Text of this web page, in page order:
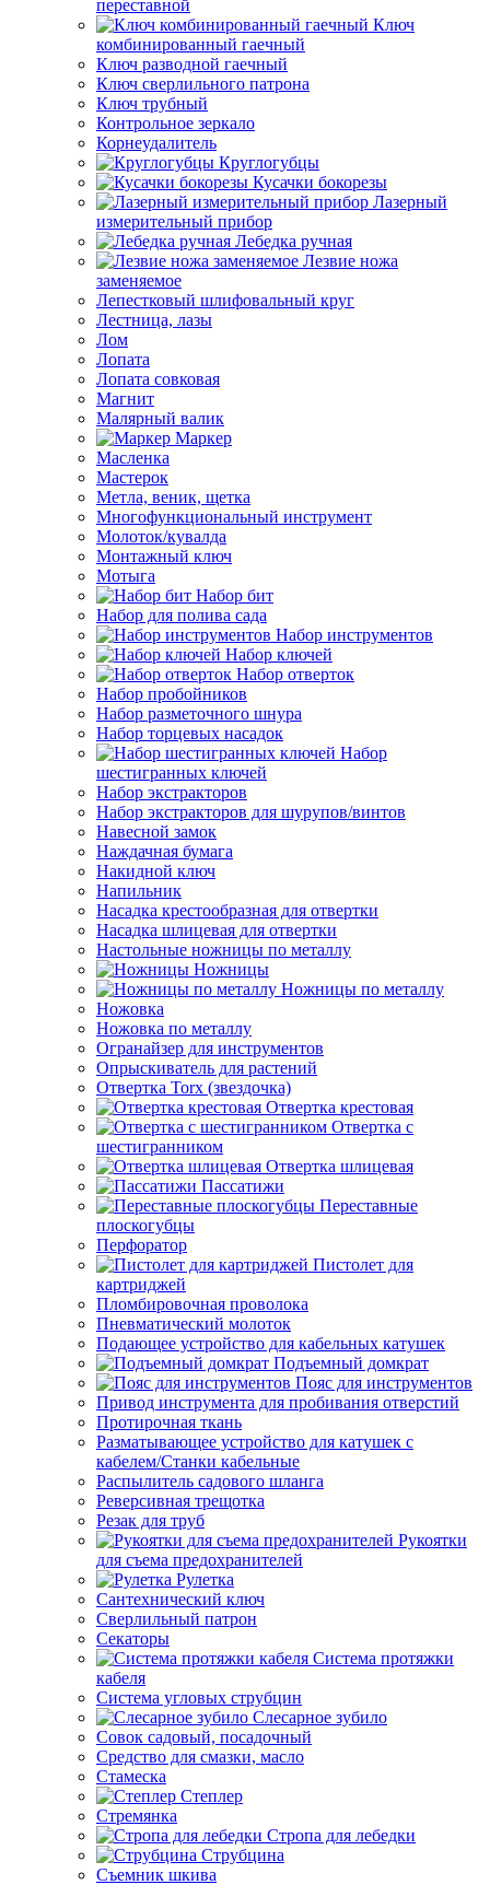
переставной
Ключ
комбинированный гаечный
Ключ разводной гаечный
Ключ сверлильного патрона
Ключ трубный
Контрольное зеркало
Корнеудалитель
Круглогубцы
Кусачки бокорезы
Лазерный
измерительный прибор
Лебедка ручная
Лезвие ножа
заменяемое
Лепестковый шлифовальный круг
Лестница, лазы
Лом
Лопата
Лопата совковая
Магнит
Малярный валик
Маркер
Масленка
Мастерок
Метла, веник, щетка
Многофункциональный инструмент
Молоток/кувалда
Монтажный ключ
Мотыга
Набор бит
Набор для полива сада
Набор инструментов
Набор ключей
Набор отверток
Набор пробойников
Набор разметочного шнура
Набор торцевых насадок
Набор
шестигранных ключей
Набор экстракторов
Набор экстракторов для шурупов/винтов
Навесной замок
Наждачная бумага
Накидной ключ
Напильник
Насадка крестообразная для отвертки
Насадка шлицевая для отвертки
Настольные ножницы по металлу
Ножницы
Ножницы по металлу
Ножовка
Ножовка по металлу
Огранайзер для инструментов
Опрыскиватель для растений
Отвертка Torx (звездочка)
Отвертка крестовая
Отвертка с
шестигранником
Отвертка шлицевая
Пассатижи
Переставные
плоскогубцы
Перфоратор
Пистолет для
картриджей
Пломбировочная проволока
Пневматический молоток
Подающее устройство для кабельных катушек
Подъемный домкрат
Пояс для инструментов
Привод инструмента для пробивания отверстий
Протирочная ткань
Разматывающее устройство для катушек с
кабелем/Станки кабельные
Распылитель садового шланга
Реверсивная трещотка
Резак для труб
Рукоятки
для съема предохранителей
Рулетка
Сантехнический ключ
Сверлильный патрон
Секаторы
Система протяжки
кабеля
Система угловых струбцин
Слесарное зубило
Совок садовый, посадочный
Средство для смазки, масло
Стамеска
Степлер
Стремянка
Стропа для лебедки
Струбцина
Съемник шкива